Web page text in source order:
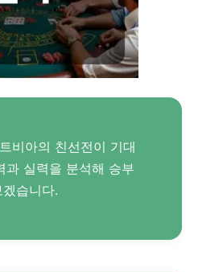
비아의 친선전이 기대
과 실력을 분석해 승부
습니다.